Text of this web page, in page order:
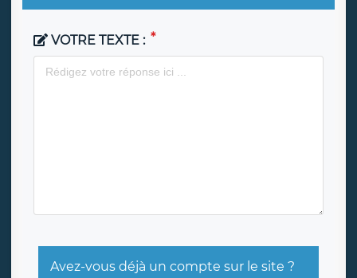
VOTRE TEXTE :
Avez-vous déjà un compte sur le site ?